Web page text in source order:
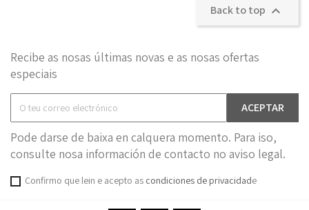
Back to top 
Recibe as nosas últimas novas e as nosas ofertas
especiais
Pode darse de baixa en calquera momento. Para iso,
consulte nosa información de contacto no aviso legal.
Confirmo que lein e acepto as condiciones de privacidade